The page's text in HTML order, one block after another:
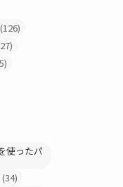
(126)
使ったパ
(34)